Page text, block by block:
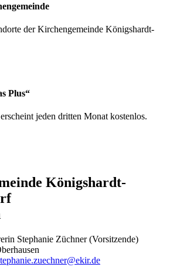
der Kirchengemeinde Königshardt-
Plus“
jeden dritten Monat kostenlos.
Königshardt-
Stephanie Züchner (Vorsitzende)